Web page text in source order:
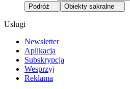
Podróż
Obiekty sakralne
Usługi
Newsletter
Aplikacja
Subskrypcja
Wesprzyj
Reklama